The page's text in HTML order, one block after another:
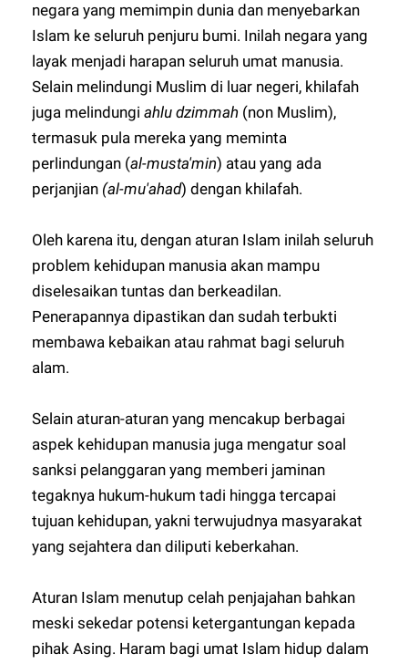
negara yang memimpin dunia dan menyebarkan
Islam ke seluruh penjuru bumi. Inilah negara yang
layak menjadi harapan seluruh umat manusia.
Selain melindungi Muslim di luar negeri, khilafah
juga melindungiahlu dzimmah (non Muslim),
termasuk pula mereka yang meminta
perlindungan (al-musta'min) atau yang ada
perjanjian (al-mu'ahad) dengan khilafah.
Oleh karena itu, dengan aturan Islam inilah seluruh
problem kehidupan manusia akan mampu
diselesaikan tuntas dan berkeadilan.
Penerapannya dipastikan dan sudah terbukti
membawa kebaikan atau rahmat bagi seluruh
alam.
Selain aturan-aturan yang mencakup berbagai
aspek kehidupan manusia juga mengatur soal
sanksi pelanggaran yang memberi jaminan
tegaknya hukum-hukum tadi hingga tercapai
tujuan kehidupan, yakni terwujudnya masyarakat
yang sejahtera dan diliputi keberkahan.
Aturan Islam menutup celah penjajahan bahkan
meski sekedar potensi ketergantungan kepada
pihak Asing. Haram bagi umat Islam hidup dalam